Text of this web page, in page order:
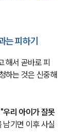
는 피하기
해서 곧바로 피
하는 것은 신중해
"우리 아이가 잘못
남기면 이후 사실